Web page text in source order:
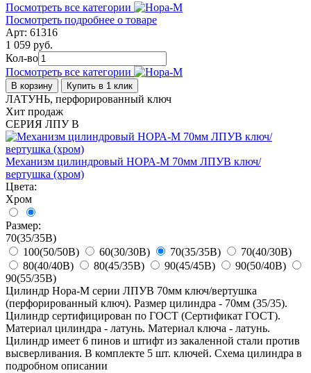
Посмотреть все категории
Посмотреть подробнее о товаре
Арт: 61316
1 059 руб.
Кол-во
Посмотреть все категории
В корзину Купить в 1 клик
ЛАТУНЬ, перфорированный ключ
Хит продаж
СЕРИЯ ЛПУ В
Механизм цилиндровый НОРА-М 70мм ЛПУВ ключ/
вертушка (хром)
Цвета:
Хром
Размер:
70(35/35В)
100(50/50В)
60(30/30В) 70(35/35В)
70(40/30В)
80(40/40В)
80(45/35В) 90(45/45В)
90(50/40В)
90(55/35В)
Цилиндр Нора-М серии ЛПУВ 70мм ключ/вертушка
(перфорированный ключ). Размер цилиндра - 70мм (35/35).
Цилиндр сертифицирован по ГОСТ (Сертификат ГОСТ).
Материал цилиндра - латунь. Материал ключа - латунь.
Цилиндр имеет 6 пинов и штифт из закаленной стали против
высверливания. В комплекте 5 шт. ключей. Схема цилиндра в
подробном описании